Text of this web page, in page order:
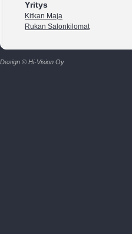
Yritys
Kitkan Maja
Rukan Salonkilomat
Design © Hi-Vision Oy